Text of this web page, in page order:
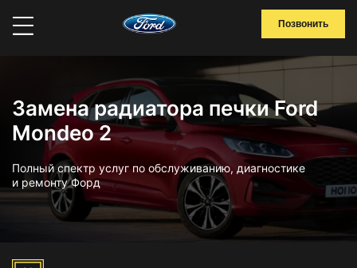
Позвонить
Замена радиатора печки Ford
Mondeo 2
Полный спектр услуг по обслуживанию, диагностике
и ремонту Форд